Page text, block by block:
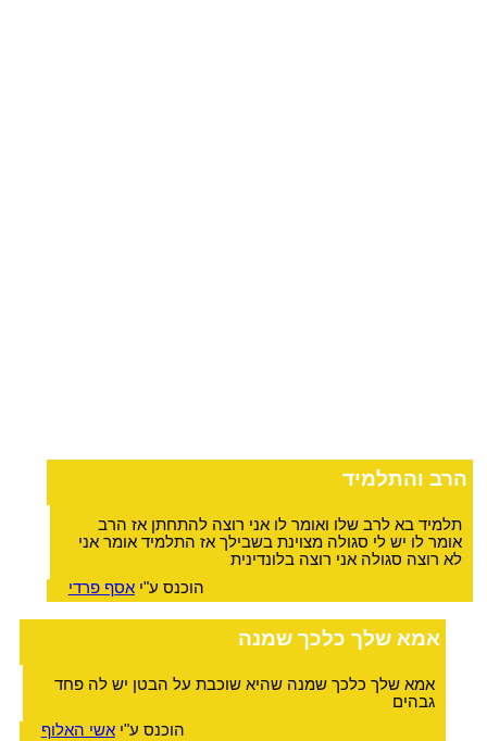
הרב והתלמיד
תלמיד בא לרב שלו ואומר לו אני רוצה להתחתן אז הרב
אומר לו יש לי סגולה מצוינת בשבילך אז התלמיד אומר אני
לא רוצה סגולה אני רוצה בלונדינית
הוכנס ע"יאסף פרדי
אמא שלך כלכך שמנה
אמא שלך כלכך שמנה שהיא שוכבת על הבטן יש לה פחד
גבהים
הוכנס ע"יאשי האלוף